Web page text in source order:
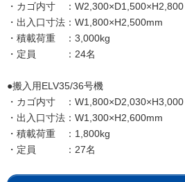
・カゴ内寸 ：
・出入口寸法：W1,800×H2,500mm
・積載荷重 ：3,000kg
・定員 ：24名
●搬入用ELV35/36号機
・カゴ内寸 ：
・出入口寸法：W1,300×H2,600mm
・積載荷重 ：1,800kg
・定員 ：27名